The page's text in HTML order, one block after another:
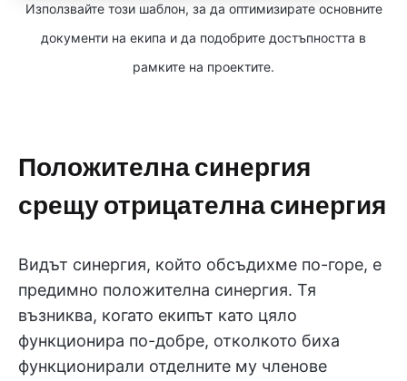
Използвайте този шаблон, за да оптимизирате основните
документи на екипа и да подобрите достъпността в
рамките на проектите.
Положителна синергия
срещу отрицателна синергия
Видът синергия, който обсъдихме по-горе, е
предимно положителна синергия. Тя
възниква, когато екипът като цяло
функционира по-добре, отколкото биха
функционирали отделните му членове